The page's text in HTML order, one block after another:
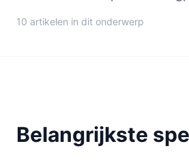
10 artikelen in dit onderwerp
Belangrijkste